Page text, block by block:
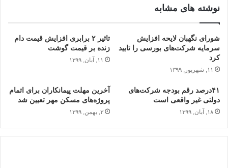
نوشته های مشابه
شورای نگهبان لایحه افزایش
سرمایه شرکت‌های بورسی را تایید
کرد
۱۱, شهریور, ۱۳۹۹
تاثیر ۲ برابری افزایش قیمت دام
زنده بر قیمت گوشت
۱۱, آبان, ۱۳۹۹
۴۱درصد رقم بودجه شرکت‌های
دولتی غیر واقعی است
۱۸, آبان, ۱۳۹۹
آخرین مهلت پیمانکاران برای اتمام
پروژه‌های مسکن مهر تعیین شد
۳, بهمن, ۱۳۹۹